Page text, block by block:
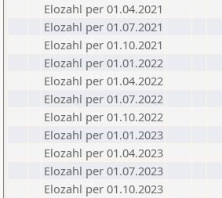
Elozahl per 01.04.2021
Elozahl per 01.07.2021
Elozahl per 01.10.2021
Elozahl per 01.01.2022
Elozahl per 01.04.2022
Elozahl per 01.07.2022
Elozahl per 01.10.2022
Elozahl per 01.01.2023
Elozahl per 01.04.2023
Elozahl per 01.07.2023
Elozahl per 01.10.2023